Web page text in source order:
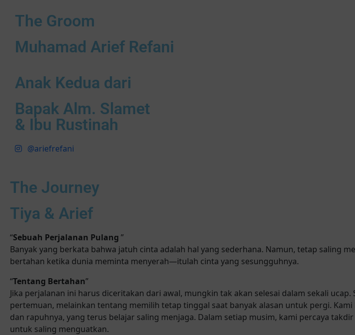
The Groom
Muhamad Arief Refani
Anak Kedua dari
Bapak Alm. Slamet
& Ibu Rustinah
@ariefrefani
The Journey
Tiya & Arief
“Sebuah Perjalanan Pulang ”
Banyak yang berkata bahwa jatuh cinta adalah hal yang sederhana. Namun, tetap saling
bertahan ketika dunia meminta menyerah—itulah cinta yang sesungguhnya.
“Tentang Bertahan”
Jika perjalanan ini harus diceritakan dari awal, mungkin tak akan selesai dalam sekali
pertemuan, melainkan tentang memilih tetap tinggal saat banyak alasan untuk pergi.
dan rapuhnya, yang terus belajar saling menjaga. Dalam setiap musim, kami percaya
untuk saling menguatkan.